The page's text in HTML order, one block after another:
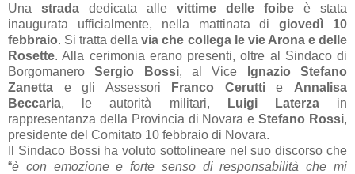
Una strada dedicata alle vittime delle foibe è stata
inaugurata ufficialmente, nella mattinata digiovedì 10
febbraio. Si tratta dellavia che collega le vie Arona e delle
Rosette. Alla cerimonia erano presenti, oltre al Sindaco di
BorgomaneroSergio Bossi, al Vice
Ignazio Stefano
Zanetta e gli Assessori Franco Ceruttie Annalisa
Beccaria, le autorità militari, Luigi Laterza in
rappresentanza della Provincia di Novara eStefano Rossi,
presidente del Comitato 10 febbraio di Novara.
Il Sindaco Bossi ha voluto sottolineare nel suo discorso che
“è con emozione e forte senso di responsabilità che mi